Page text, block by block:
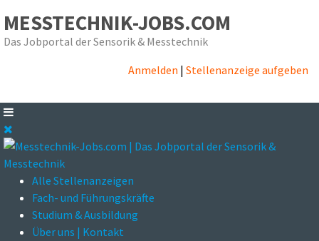
MESSTECHNIK-JOBS.COM
Das Jobportal der Sensorik & Messtechnik
Anmelden | Stellenanzeige aufgeben
Alle Stellenanzeigen
Fach- und Führungskräfte
Studium & Ausbildung
Über uns | Kontakt